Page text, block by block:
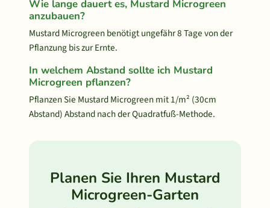
Wie lange dauert es, Mustard Microgreen
anzubauen?
Mustard Microgreen benötigt ungefähr 8 Tage von der
Pflanzung bis zur Ernte.
In welchem Abstand sollte ich Mustard
Microgreen pflanzen?
Pflanzen Sie Mustard Microgreen mit 1/m² (30cm
Abstand) Abstand nach der Quadratfuß-Methode.
Planen Sie Ihren Mustard
Microgreen-Garten